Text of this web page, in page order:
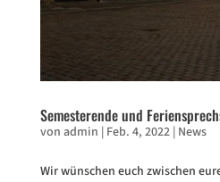
Semesterende und
von admin | Feb. 4, 2022| News
Wir wünschen euch zwischen